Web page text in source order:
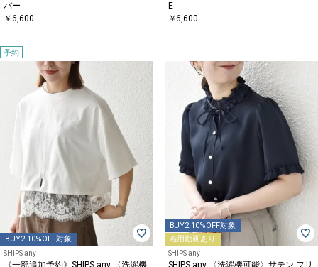
バー
￥6,600
E
￥6,600
予約
BUY2 10%OFF対象
SHIPS any
《一部追加予約》SHIPS any:〈洗濯機
BUY2 10%OFF対象
着用動画あり
SHIPS any
SHIPS any:〈洗濯機可能〉サテン フリ